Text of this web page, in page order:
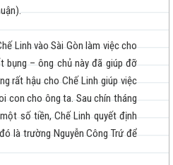
Linh vào Sài Gòn làm việc cho
– ông chủ này đã giúp đỡ
rất hậu cho Chế Linh giúp việc
con cho ông ta. Sau chín tháng
số tiền, Chế Linh quyết định
là trường Nguyễn Công Trứ để